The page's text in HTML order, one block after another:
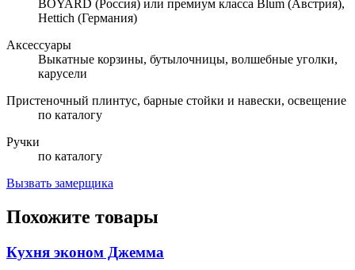
BOYARD (Россия) или премиум класса Blum (Австрия),
Hettich (Германия)
Аксессуары
Выкатные корзины, бутылочницы, волшебные уголки,
карусели
Пристеночный плинтус, барные стойки и навески, освещение
по каталогу
Ручки
по каталогу
Вызвать замерщика
Похожите товары
Кухня эконом Джемма